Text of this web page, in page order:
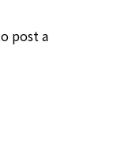
post a